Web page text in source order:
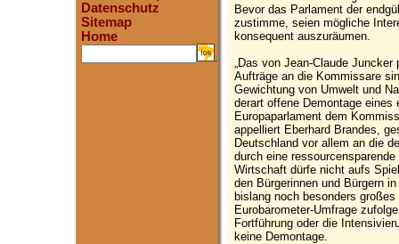
Datenschutz
Sitemap
Home
.
Bevor das Parlament der
zustimme, seien mögliche
konsequent auszuräumen.
„Das von Jean-Claude
Aufträge an die Kommissare
Gewichtung von Umwelt und
derart offene Demontage
Europaparlament dem
appelliert Eberhard Brandes,
Deutschland vor allem an die
durch eine
Wirtschaft dürfe nicht aufs
den Bürgerinnen und Bürgern
bislang noch besonders
Eurobarometer-Umfrage
Fortführung oder die
keine Demontage.